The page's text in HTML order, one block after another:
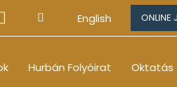
English ONLINE
Hurbán Folyóirat Oktatás